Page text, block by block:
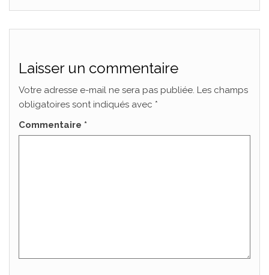
Laisser un commentaire
Votre adresse e-mail ne sera pas publiée. Les champs
obligatoires sont indiqués avec *
Commentaire *